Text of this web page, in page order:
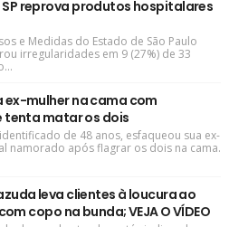
reprova produtos hospitalares
e Medidas do Estado de São Paulo
irregularidades em 9 (27%) de 33
ex-mulher na cama com
tenta matar os dois
de 48 anos, esfaqueou sua ex-
namorado após flagrar os dois na cama.
leva clientes à loucura ao
copo na bunda; VEJA O VÍDEO